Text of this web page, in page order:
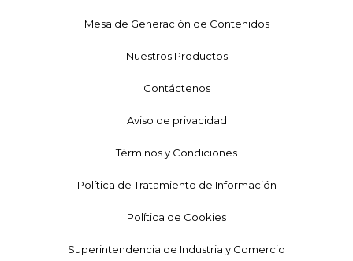
Mesa de Generación de Contenidos
Nuestros Productos
Contáctenos
Aviso de privacidad
Términos y Condiciones
Política de Tratamiento de Información
Política de Cookies
Superintendencia de Industria y Comercio